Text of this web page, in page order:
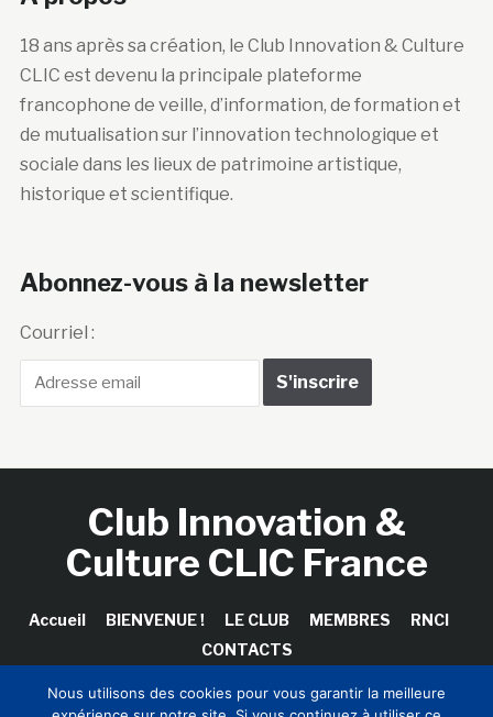
18 ans après sa création, le Club Innovation & Culture
CLIC est devenu la principale plateforme
francophone de veille, d’information, de formation et
de mutualisation sur l’innovation technologique et
sociale dans les lieux de patrimoine artistique,
historique et scientifique.
Abonnez-vous à la newsletter
Courriel :
Club Innovation &
Culture CLIC France
Accueil BIENVENUE ! LE CLUB MEMBRES
RNCI
CONTACTS
Nous utilisons des cookies pour vous garantir la meilleure